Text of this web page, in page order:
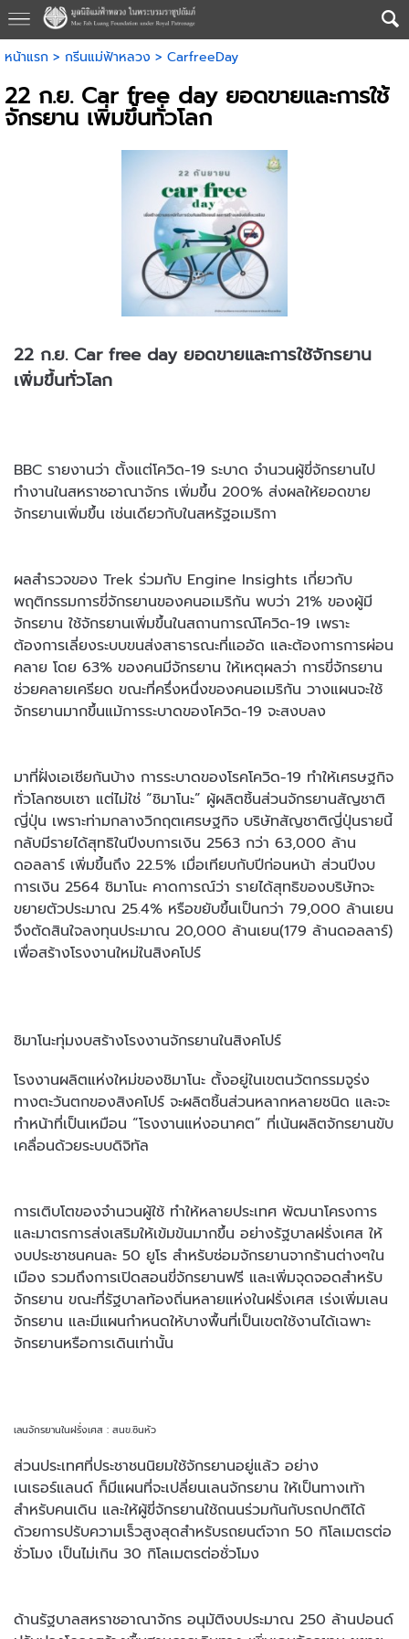
หน้าแรก > กรีนแม่ฟ้าหลวง > CarfreeDay
22 ก.ย. Car free day ยอดขายและการใช้
จักรยาน เพิ่มขึ้นทั่วโลก
22 ก.ย. Car free day ยอดขายและการใช้จักรยาน
เพิ่มขึ้นทั่วโลก
BBC รายงานว่า ตั้งแต่โควิด-19 ระบาด จำนวนผู้ขี่จักรยานไป
ทำงานในสหราชอาณาจักร เพิ่มขึ้น 200% ส่งผลให้ยอดขาย
จักรยานเพิ่มขึ้น เช่นเดียวกับในสหรัฐอเมริกา
ผลสำรวจของ Trek ร่วมกับ Engine Insights เกี่ยวกับ
พฤติกรรมการขี่จักรยานของคนอเมริกัน พบว่า 21% ของผู้มี
จักรยาน ใช้จักรยานเพิ่มขึ้นในสถานการณ์โควิด-19 เพราะ
ต้องการเลี่ยงระบบขนส่งสาธารณะที่แออัด และต้องการการผ่อน
คลาย โดย 63% ของคนมีจักรยาน ให้เหตุผลว่า การขี่จักรยาน
ช่วยคลายเครียด ขณะที่ครึ่งหนึ่งของคนอเมริกัน วางแผนจะใช้
จักรยานมากขึ้นแม้การระบาดของโควิด-19 จะสงบลง
มาที่ฝั่งเอเชียกันบ้าง การระบาดของโรคโควิด-19 ทำให้เศรษฐกิจ
ทั่วโลกซบเซา แต่ไม่ใช่ “ชิมาโนะ” ผู้ผลิตชิ้นส่วนจักรยานสัญชาติ
ญี่ปุ่น เพราะท่ามกลางวิกฤตเศรษฐกิจ บริษัทสัญชาติญี่ปุ่นรายนี้
กลับมีรายได้สุทธิในปีงบการเงิน 2563 กว่า 63,000 ล้าน
ดอลลาร์ เพิ่มขึ้นถึง 22.5% เมื่อเทียบกับปีก่อนหน้า ส่วนปีงบ
การเงิน 2564 ชิมาโนะ คาดการณ์ว่า รายได้สุทธิของบริษัทจะ
ขยายตัวประมาณ 25.4% หรือขยับขึ้นเป็นกว่า 79,000 ล้านเยน
จึงตัดสินใจลงทุนประมาณ 20,000 ล้านเยน(179 ล้านดอลลาร์)
เพื่อสร้างโรงงานใหม่ในสิงคโปร์
ชิมาโนะทุ่มงบสร้างโรงงานจักรยานในสิงคโปร์
โรงงานผลิตแห่งใหม่ของชิมาโนะ ตั้งอยู่ในเขตนวัตกรรมจูร่ง
ทางตะวันตกของสิงคโปร์ จะผลิตชิ้นส่วนหลากหลายชนิด และจะ
ทำหน้าที่เป็นเหมือน “โรงงานแห่งอนาคต” ที่เน้นผลิตจักรยานขับ
เคลื่อนด้วยระบบดิจิทัล
การเติบโตของจำนวนผู้ใช้ ทำให้หลายประเทศ พัฒนาโครงการ
และมาตรการส่งเสริมให้เข้มข้นมากขึ้น อย่างรัฐบาลฝรั่งเศส ให้
งบประชาชนคนละ 50 ยูโร สำหรับซ่อมจักรยานจากร้านต่างๆใน
เมือง รวมถึงการเปิดสอนขี่จักรยานฟรี และเพิ่มจุดจอดสำหรับ
จักรยาน ขณะที่รัฐบาลท้องถิ่นหลายแห่งในฝรั่งเศส เร่งเพิ่มเลน
จักรยาน และมีแผนกำหนดให้บางพื้นที่เป็นเขตใช้งานได้เฉพาะ
จักรยานหรือการเดินเท่านั้น
เลนจักรยานในฝรั่งเศส : สนข.ซินหัว
ส่วนประเทศที่ประชาชนนิยมใช้จักรยานอยู่แล้ว อย่าง
เนเธอร์แลนด์ ก็มีแผนที่จะเปลี่ยนเลนจักรยาน ให้เป็นทางเท้า
สำหรับคนเดิน และให้ผู้ขี่จักรยานใช้ถนนร่วมกันกับรถปกติได้
ด้วยการปรับความเร็วสูงสุดสำหรับรถยนต์จาก 50 กิโลเมตรต่อ
ชั่วโมง เป็นไม่เกิน 30 กิโลเมตรต่อชั่วโมง
ด้านรัฐบาลสหราชอาณาจักร อนุมัติงบประมาณ 250 ล้านปอนด์